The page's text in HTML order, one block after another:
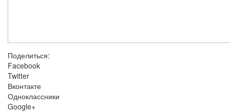
Поделиться:
Facebook
Twitter
Вконтакте
Одноклассники
Google+